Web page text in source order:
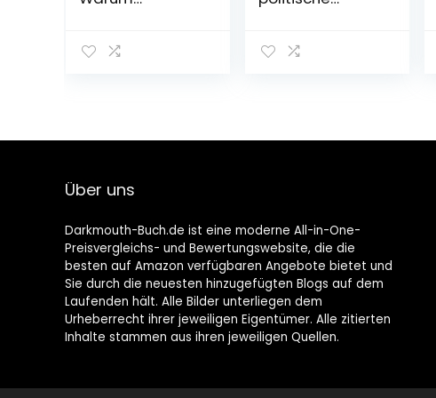
nicht vereinbar
Ausgabe – 8.
und wie wir
Oktober 2022
Über uns
Darkmouth-Buch.de ist eine moderne All-in-One-
Preisvergleichs- und Bewertungswebsite, die die
besten auf Amazon verfügbaren Angebote bietet und
Sie durch die neuesten hinzugefügten Blogs auf dem
Laufenden hält. Alle Bilder unterliegen dem
Urheberrecht ihrer jeweiligen Eigentümer. Alle zitierten
Inhalte stammen aus ihren jeweiligen Quellen.